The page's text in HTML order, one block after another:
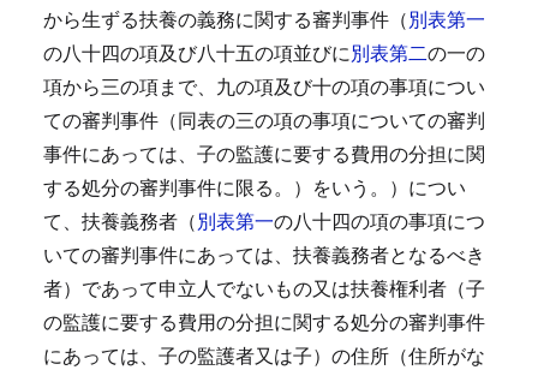
から生ずる扶養の義務に関する審判事件（別表第一
の八十四の項及び八十五の項並びに別表第二の一の
項から三の項まで、九の項及び十の項の事項につい
ての審判事件（同表の三の項の事項についての審判
事件にあっては、子の監護に要する費用の分担に関
する処分の審判事件に限る。）をいう。）につい
て、扶養義務者（別表第一の八十四の項の事項につ
いての審判事件にあっては、扶養義務者となるべき
者）であって申立人でないもの又は扶養権利者（子
の監護に要する費用の分担に関する処分の審判事件
にあっては、子の監護者又は子）の住所（住所がな